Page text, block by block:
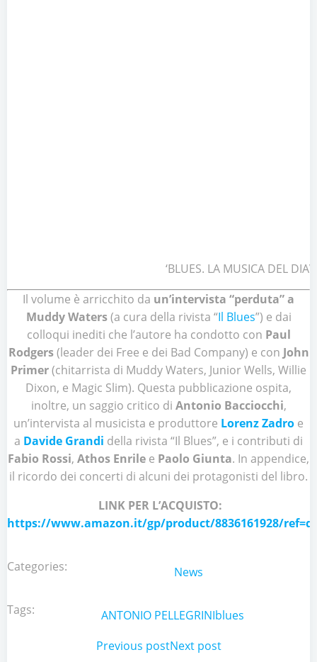
‘BLUES. LA MUSICA DEL
Il volume è arricchito da un’intervista “perduta” a
Muddy Waters(a cura della rivista “Il Blues”) e dai
colloqui inediti che l’autore ha condotto con Paul
Rodgers(leader dei Free e dei Bad Company) e con John
Primer(chitarrista di Muddy Waters, Junior Wells, Willie
Dixon, e Magic Slim). Questa pubblicazione ospita,
inoltre, un saggio critico di Antonio Bacciocchi,
un’intervista al musicista e produttore Lorenz Zadro e
a Davide Grandi della rivista “Il Blues”, e i contributi di
Fabio Rossi, Athos Enrile e Paolo Giunta. In appendice,
il ricordo dei concerti di alcuni dei protagonisti del libro.
LINK PER L’ACQUISTO:
https://www.amazon.it/gp/product/8836161928/
Categories: News
Tags: ANTONIO PELLEGRINIblues
Post
Previous postPost
Next post